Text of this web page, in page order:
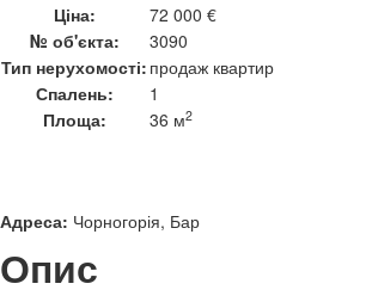
Ціна:
72 000 €
№ об'єкта:
3090
Тип нерухомості: продаж квартир
Спалень:
1
Площа:
36 м2
Адреса: Чорногорія, Бар
Опис